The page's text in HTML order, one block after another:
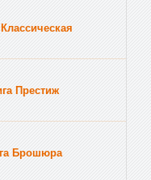
Престиж
Брошюра